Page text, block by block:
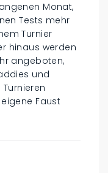
Monat,
Tests mehr
Turnier
hinaus werden
angeboten,
und
Faust